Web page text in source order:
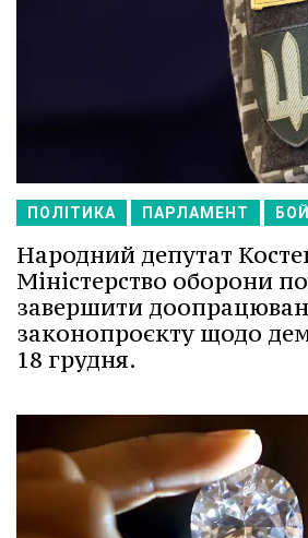
ПОЛІТИКА ПАРЛАМЕНТ
Народний депутат
Міністерство оборони
завершити
законопроєкту щодо
18 грудня.